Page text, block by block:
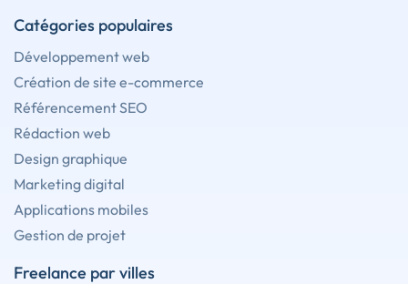
Catégories populaires
Développement web
Création de site e-commerce
Référencement SEO
Rédaction web
Design graphique
Marketing digital
Applications mobiles
Gestion de projet
Freelance par villes